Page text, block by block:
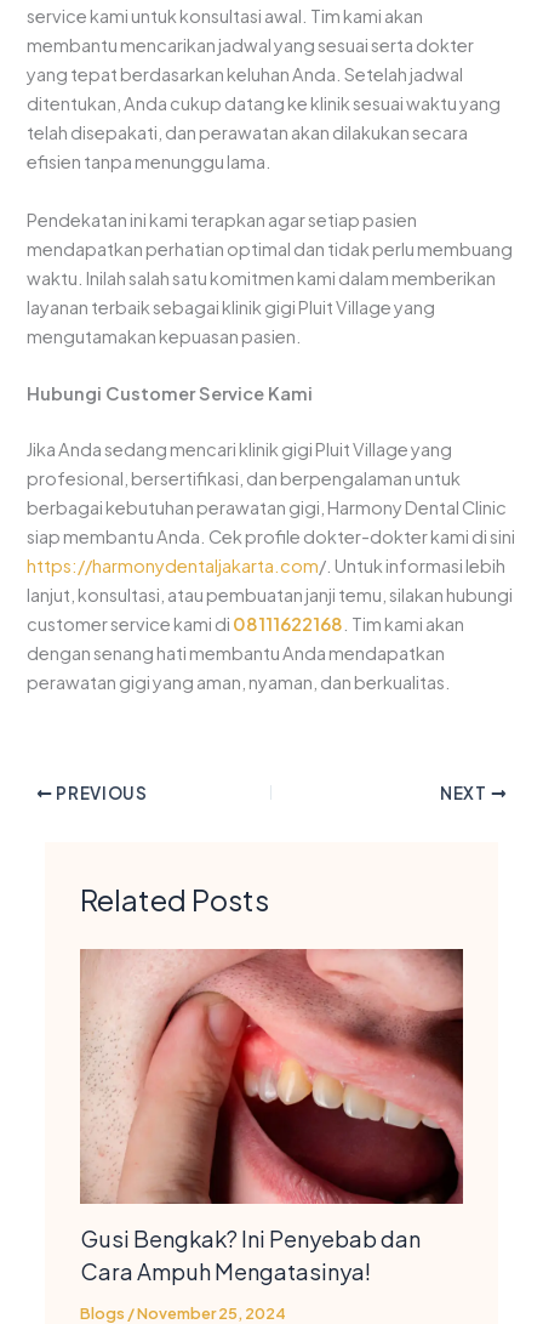
service kami untuk konsultasi awal. Tim kami akan
membantu mencarikan jadwal yang sesuai serta dokter
yang tepat berdasarkan keluhan Anda. Setelah jadwal
ditentukan, Anda cukup datang ke klinik sesuai waktu yang
telah disepakati, dan perawatan akan dilakukan secara
efisien tanpa menunggu lama.
Pendekatan ini kami terapkan agar setiap pasien
mendapatkan perhatian optimal dan tidak perlu membuang
waktu. Inilah salah satu komitmen kami dalam memberikan
layanan terbaik sebagai klinik gigi Pluit Village yang
mengutamakan kepuasan pasien.
Hubungi Customer Service Kami
Jika Anda sedang mencari klinik gigi Pluit Village yang
profesional, bersertifikasi, dan berpengalaman untuk
berbagai kebutuhan perawatan gigi, Harmony Dental Clinic
siap membantu Anda. Cek profile dokter-dokter kami di sini
https://harmonydentaljakarta.com/. Untuk informasi lebih
lanjut, konsultasi, atau pembuatan janji temu, silakan hubungi
customer service kami di 08111622168 . Tim kami akan
dengan senang hati membantu Anda mendapatkan
perawatan gigi yang aman, nyaman, dan berkualitas.
PREVIOUS NEXT
Related Posts
Gusi Bengkak? Ini Penyebab dan
Cara Ampuh Mengatasinya!
Blogs /November 25, 2024